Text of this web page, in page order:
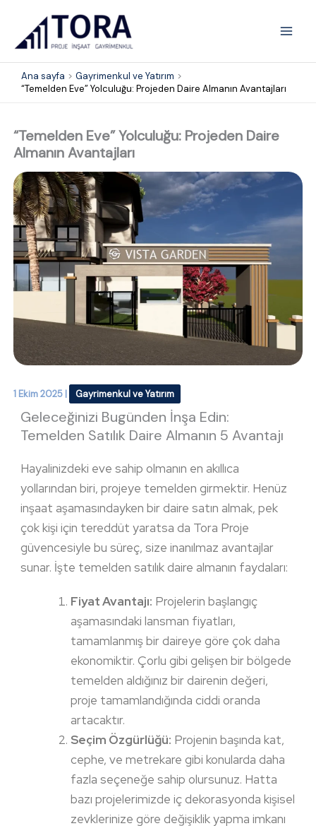
Ana sayfa
Gayrimenkul ve Yatırım
“Temelden Eve” Yolculuğu: Projeden Daire Almanın Avantajları
“Temelden Eve” Yolculuğu: Projeden Daire
Almanın Avantajları
1 Ekim 2025 | Gayrimenkul ve Yatırım
Geleceğinizi Bugünden İnşa Edin:
Temelden Satılık Daire Almanın 5 Avantajı
Hayalinizdeki eve sahip olmanın en akıllıca
yollarından biri, projeye temelden girmektir. Henüz
inşaat aşamasındayken bir daire satın almak, pek
çok kişi için tereddüt yaratsa da Tora Proje
güvencesiyle bu süreç, size inanılmaz avantajlar
sunar. İşte temelden satılık daire almanın faydaları:
Fiyat Avantajı: Projelerin başlangıç
aşamasındaki lansman fiyatları,
tamamlanmış bir daireye göre çok daha
ekonomiktir. Çorlu gibi gelişen bir bölgede
temelden aldığınız bir dairenin değeri,
proje tamamlandığında ciddi oranda
artacaktır.
Seçim Özgürlüğü: Projenin başında kat,
cephe, ve metrekare gibi konularda daha
fazla seçeneğe sahip olursunuz. Hatta
bazı projelerimizde iç dekorasyonda kişisel
zevklerinize göre değişiklik yapma imkanı